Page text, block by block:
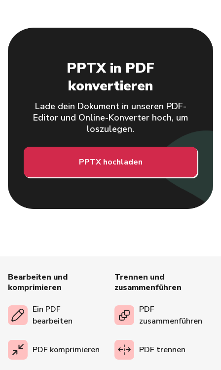
PPTX in PDF
konvertieren
Lade dein Dokument in unseren PDF-
Editor und Online-Konverter hoch, um
loszulegen.
PPTX hochladen
Bearbeiten und
komprimieren
Ein PDF
bearbeiten
PDF komprimieren
Trennen und
zusammenführen
PDF
zusammenführen
PDF trennen